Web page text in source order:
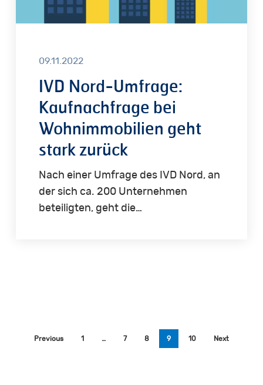
zurück
09.11.2022
IVD Nord-Umfrage:
Kaufnachfrage bei
Wohnimmobilien geht
stark zurück
Nach einer Umfrage des IVD Nord, an
der sich ca. 200 Unternehmen
beteiligten, geht die…
Previous 1 … 7 8 9 10 Next